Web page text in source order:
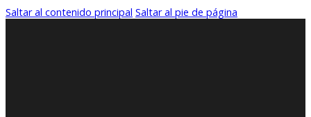
Saltar al contenido principal Saltar al pie de página